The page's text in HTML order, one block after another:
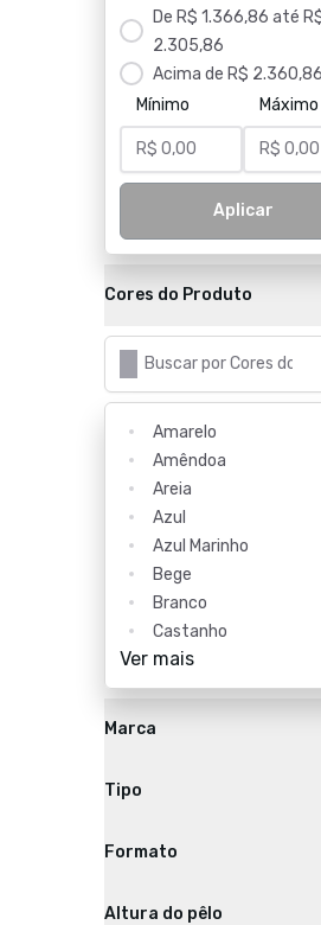
De R$ 1.366,86 até
2.305,86
Acima de R$ 2.360,86
Mínimo
Máximo
Aplicar
Cores do Produto
Amarelo
Amêndoa
Areia
Azul
Azul Marinho
Bege
Branco
Castanho
Ver mais
Marca
Tipo
Formato
Altura do pêlo